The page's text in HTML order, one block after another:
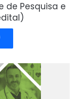
de Pesquisa e